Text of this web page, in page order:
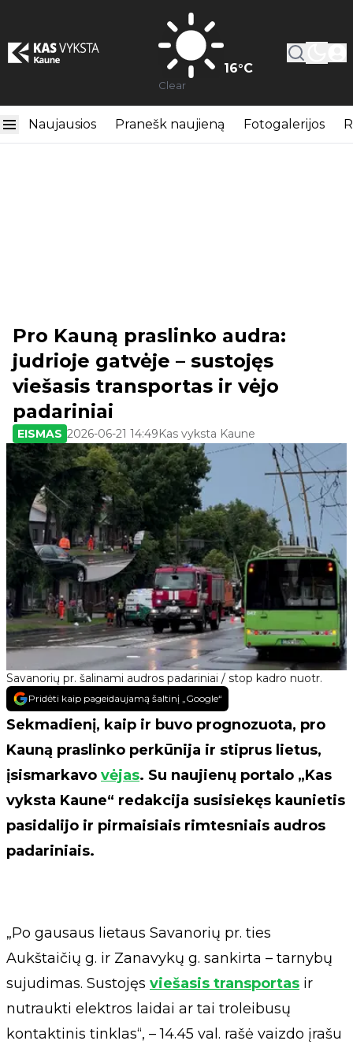
16°C
Clear
Naujausios Pranešk naujieną Fotogalerijos
Savanorių pr. šalinami audros padariniai / stop kadro nuotr.
Pro Kauną praslinko audra:
judrioje gatvėje – sustojęs
viešasis transportas ir vėjo
padariniai
EISMAS 2026-06-21 14:49Kas vyksta Kaune
Pridėti kaip pageidaujamą šaltinį „Google“
Sekmadienį, kaip ir buvo prognozuota, pro
Kauną praslinko perkūnija ir stiprus lietus,
įsismarkavo vėjas. Su naujienų portalo „Kas
vyksta Kaune“ redakcija susisiekęs kaunietis
pasidalijo ir pirmaisiais rimtesniais audros
padariniais.
„Po gausaus lietaus Savanorių pr. ties
Aukštaičių g. ir Zanavykų g. sankirta – tarnybų
sujudimas. Sustojęs viešasis transportas ir
nutraukti elektros laidai ar tai troleibusų
kontaktinis tinklas“, – 14.45 val. rašė vaizdo įrašu